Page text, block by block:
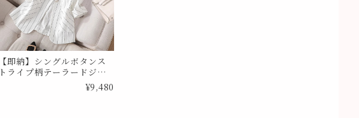
【即納】シングルボタンス
トライプ柄テーラードジャ
ケット Me1089 Mサイズ
¥9,480